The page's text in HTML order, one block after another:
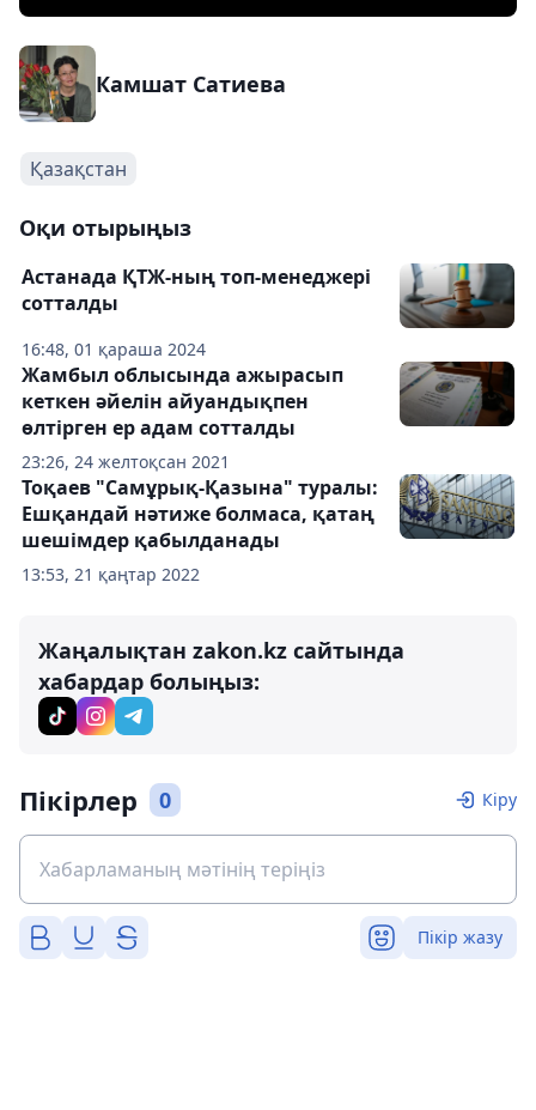
Камшат Сатиева
Қазақстан
Оқи отырыңыз
16:48, 01 қараша 2024
Астанада ҚТЖ-ның топ-менеджері
сотталды
23:26, 24 желтоқсан 2021
Жамбыл облысында ажырасып
кеткен әйелін айуандықпен
өлтірген ер адам сотталды
13:53, 21 қаңтар 2022
Тоқаев "Самұрық-Қазына" туралы:
Ешқандай нәтиже болмаса, қатаң
шешімдер қабылданады
Жаңалықтан zakon.kz сайтында
хабардар болыңыз:
Пікірлер 0 Кіру
Пікір жазу